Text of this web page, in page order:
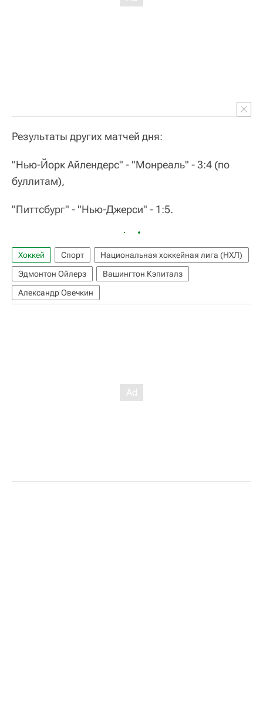
Результаты других матчей дня:
"Нью-Йорк Айлендерс" - "Монреаль" - 3:4 (по
буллитам),
"Питтсбург" - "Нью-Джерси" - 1:5.
Хоккей Спорт
Национальная хоккейная лига (НХЛ)
Эдмонтон Ойлерз
Вашингтон Кэпиталз
Александр Овечкин